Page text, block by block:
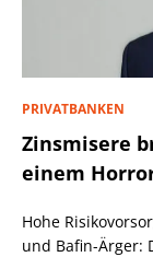
PRIVATBANKEN
Zinsmisere
einem
Hohe
und Bafin-Ärger: